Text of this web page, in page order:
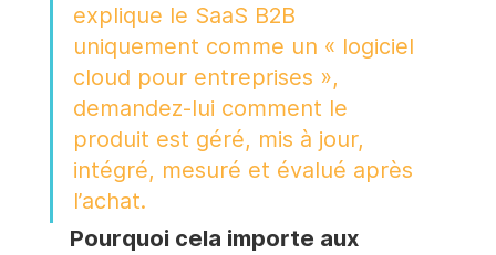
explique le SaaS B2B
uniquement comme un « logiciel
cloud pour entreprises »,
demandez-lui comment le
produit est géré, mis à jour,
intégré, mesuré et évalué après
l’achat.
Pourquoi cela importe aux